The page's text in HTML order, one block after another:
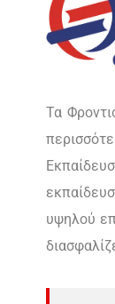
Τα
υψηλού